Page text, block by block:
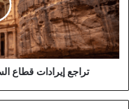
في
بداية
عام
2026
تراجع إيرادات قطاع